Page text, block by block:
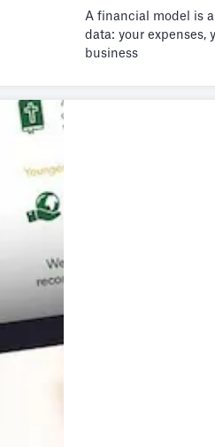
A financial model is
data: your expenses,
business